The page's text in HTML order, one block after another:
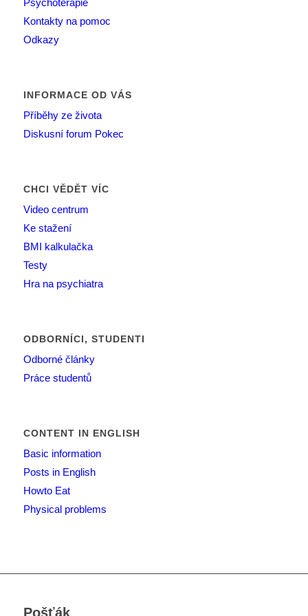
Kontakty na pomoc
Odkazy
INFORMACE OD VÁS
Příběhy ze života
Diskusní forum Pokec
CHCI VĚDĚT VÍC
Video centrum
Ke stažení
BMI kalkulačka
Testy
Hra na psychiatra
ODBORNÍCI, STUDENTI
Odborné články
Práce studentů
CONTENT IN ENGLISH
Basic information
Posts in English
Howto Eat
Physical problems
Pošťák